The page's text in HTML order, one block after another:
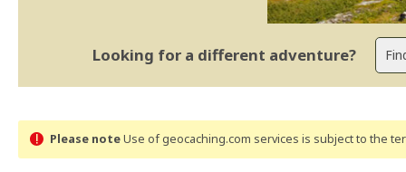
Looking for a different adventure?
Please noteUse of geocaching.com services is subject to the